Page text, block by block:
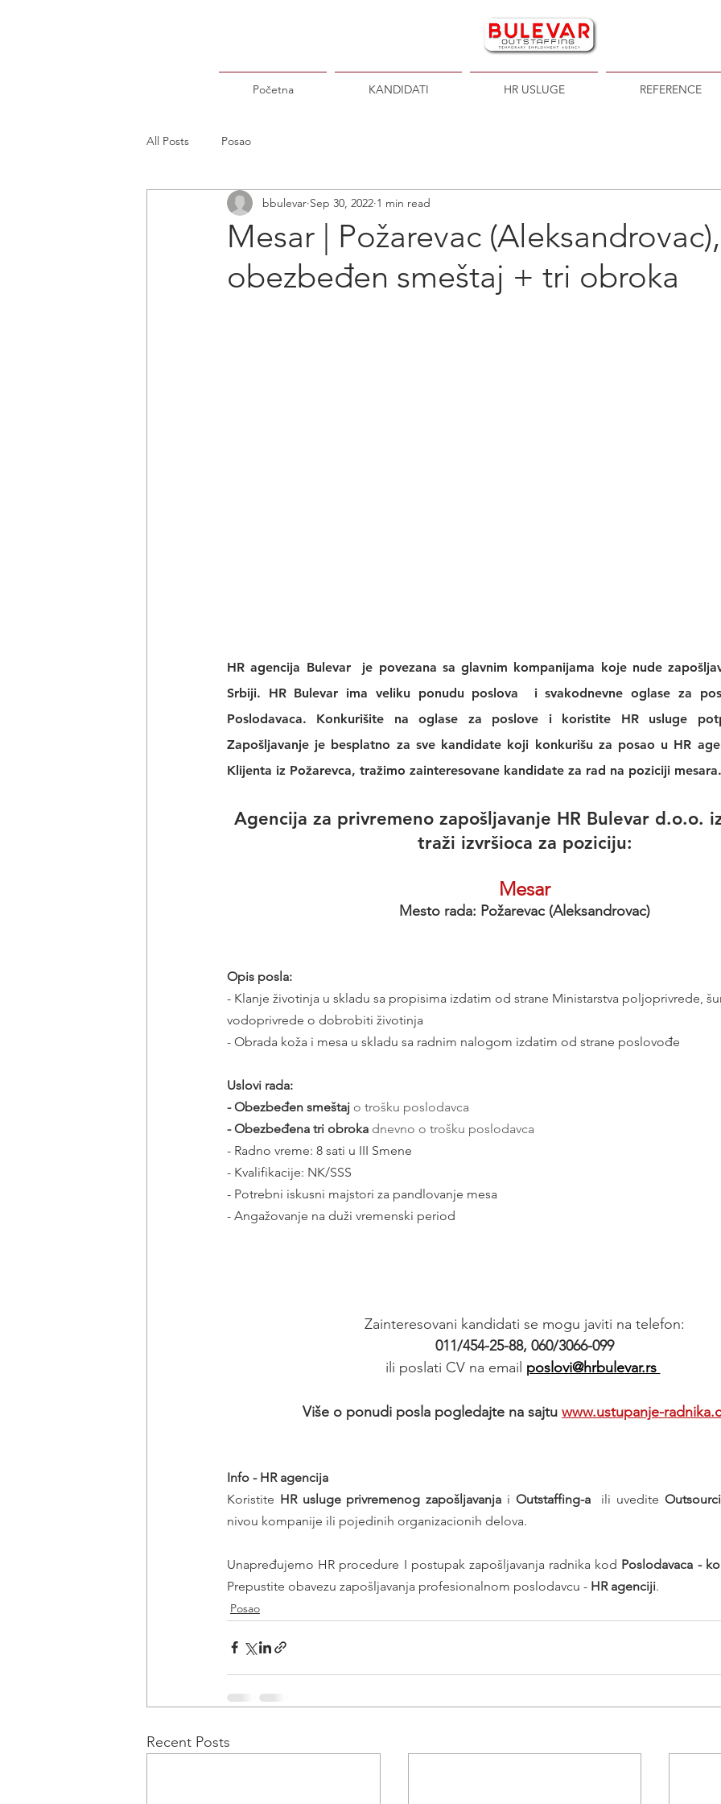
Početna KANDIDATI HR USLUGE REFERENCE
All Posts Posao
Mesar | Požarevac (Aleksandrovac),
obezbeđen smeštaj + tri obroka
bbulevar Sep 30, 2022 1 min read
HR agencija Bulevar
je povezana sa glavnim kompanijama koje nude
Srbiji. HR Bulevar ima veliku ponudu poslova
  i svakodnevne
oglase za
Poslodavaca. Konkurišite na oglase za poslove i koristite HR usluge
Zapošljavanje je besplatno za sve kandidate koji konkurišu za posao u HR
Klijenta iz Požarevca, tražimo zainteresovane kandidate za rad na poziciji
Agencija za privremeno zapošljavanje HR Bulevar d.o.o.
traži izvršioca za poziciju:
Mesar
Mesto rada: Požarevac (Aleksandrovac)
Opis posla:
- Klanje životinja u skladu sa propisima izdatim od strane Ministarstva poljoprivrede,
vodoprivrede o dobrobiti životinja
- Obrada koža i mesa u skladu sa radnim nalogom izdatim od strane poslovođe
Uslovi rada:
- Obezbeđen smeštaj o trošku poslodavca
- Obezbeđena tri obroka dnevno o trošku poslodavca
- Radno vreme: 8 sati u III Smene
- Kvalifikacije: NK/SSS
- Potrebni iskusni majstori za pandlovanje mesa
- Angažovanje na duži vremenski period
Zainteresovani kandidati se mogu javiti na telefon:
011/454-25-88, 060/3066-099
ili poslati CV na email poslovi@hrbulevar.rs
Više o ponudi posla pogledajte na sajtu www.ustupanje-
Info - HR agencija
Koristite HR usluge privremenog zapošljavanja i Outstaffing-a
  ili uvedite
nivou kompanije ili pojedinih organizacionih delova.
Unapređujemo HR procedure I postupak zapošljavanja radnika kod
Prepustite obavezu zapošljavanja profesionalnom poslodavcu - HR agenciji.
Posao
Recent Posts